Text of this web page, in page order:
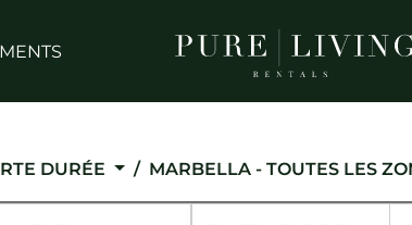
DURÉE MARBELLA - TOUTES LES